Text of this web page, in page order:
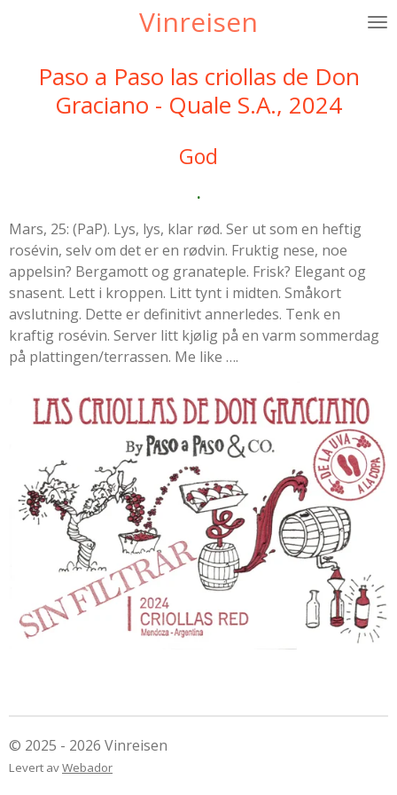
Vinreisen
Paso a Paso las criollas de Don
Graciano - Quale S.A., 2024
God
.
Mars, 25: (PaP). Lys, lys, klar rød. Ser ut som en heftig
rosévin, selv om det er en rødvin. Fruktig nese, noe
appelsin? Bergamott og granateple. Frisk? Elegant og
snasent. Lett i kroppen. Litt tynt i midten. Småkort
avslutning. Dette er definitivt annerledes. Tenk en
kraftig rosévin. Server litt kjølig på en varm sommerdag
på plattingen/terrassen. Me like ….
© 2025 - 2026 Vinreisen
Levert avWebador